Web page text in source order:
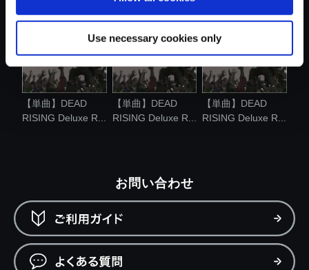
Use necessary cookies only
【単曲】DEAD
RISING Deluxe R...
【単曲】DEAD
RISING Deluxe R...
【単曲】DEAD
RISING Deluxe R...
お問い合わせ